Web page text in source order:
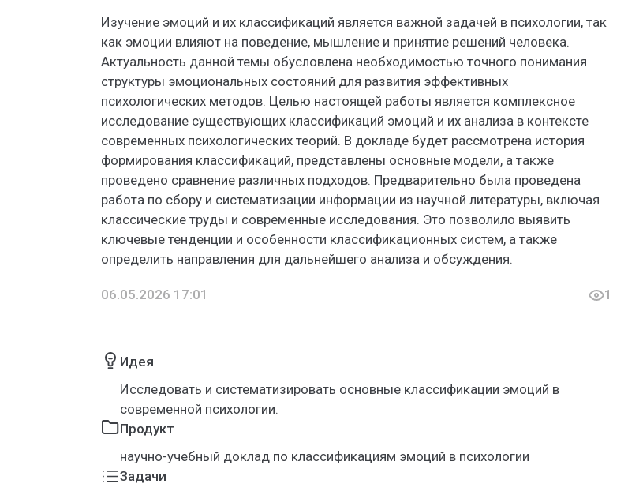
Изучение эмоций и их классификаций является важной задачей в психологии, так
как эмоции влияют на поведение, мышление и принятие решений человека.
Актуальность данной темы обусловлена необходимостью точного понимания
структуры эмоциональных состояний для развития эффективных
психологических методов. Целью настоящей работы является комплексное
исследование существующих классификаций эмоций и их анализа в контексте
современных психологических теорий. В докладе будет рассмотрена история
формирования классификаций, представлены основные модели, а также
проведено сравнение различных подходов. Предварительно была проведена
работа по сбору и систематизации информации из научной литературы, включая
классические труды и современные исследования. Это позволило выявить
ключевые тенденции и особенности классификационных систем, а также
определить направления для дальнейшего анализа и обсуждения.
06.05.2026 17:01 1
Идея
Исследовать и систематизировать основные классификации эмоций в
современной психологии.
Продукт
научно-учебный доклад по классификациям эмоций в психологии
Задачи